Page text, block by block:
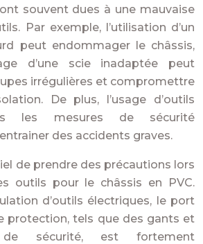
souvent dues à une mauvaise
Par exemple, l’utilisation d’un
peut endommager le châssis,
d’une scie inadaptée peut
irrégulières et compromettre
De plus, l’usage d’outils
les mesures de sécurité
des accidents graves.
de prendre des précautions lors
outils pour le châssis en PVC.
d’outils électriques, le port
protection, tels que des gants et
sécurité, est fortement